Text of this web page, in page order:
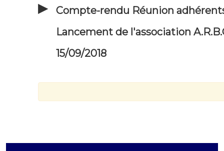
Compte-rendu Réunion
Lancement de l'association
15/09/2018